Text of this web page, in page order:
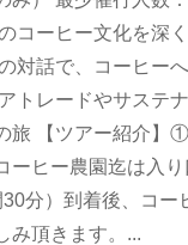
コーヒー文化を深
対話で、コーヒー
トレードやサステ
旅 【ツアー紹介】
ーヒー農園迄は入
分）到着後、コー
み頂きます。...